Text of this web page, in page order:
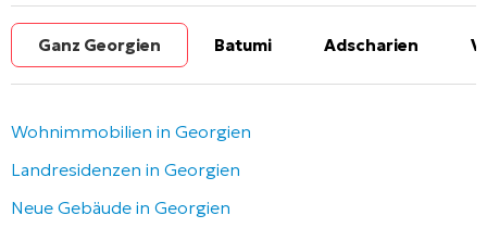
Ganz Georgien Batumi Adscharien
Wohnimmobilien in Georgien
Landresidenzen in Georgien
Neue Gebäude in Georgien